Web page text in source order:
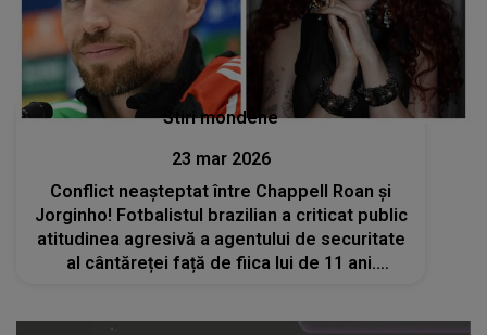
Stiri mondene
23 mar 2026
Conflict neașteptat între Chappell Roan și
Jorginho! Fotbalistul brazilian a criticat public
atitudinea agresivă a agentului de securitate
al cântăreței față de fiica lui de 11 ani.